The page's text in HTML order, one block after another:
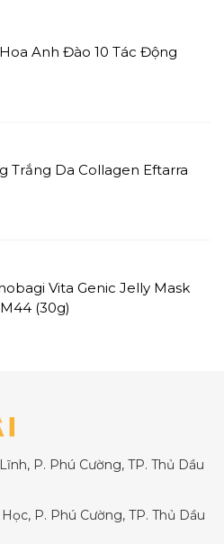
Anh Đào 10 Tác Động
Trắng Da Collagen Eftarra
Vita Genic Jelly Mask
(30g)
P. Phú Cường, TP. Thủ Dầu
P. Phú Cường, TP. Thủ Dầu